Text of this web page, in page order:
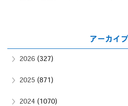
アーカイブ
2026 (327)
2025 (871)
2024 (1070)